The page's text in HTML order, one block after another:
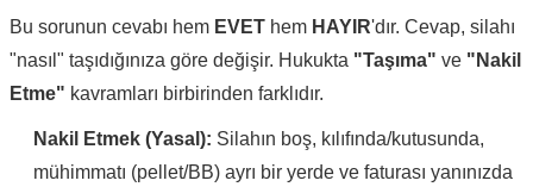
Bu sorunun cevabı hem EVET hem HAYIR'dır. Cevap, silahı
"nasıl" taşıdığınıza göre değişir. Hukukta "Taşıma" ve "Nakil
Etme" kavramları birbirinden farklıdır.
Nakil Etmek (Yasal): Silahın boş, kılıfında/kutusunda,
mühimmatı (pellet/BB) ayrı bir yerde ve faturası yanınızda